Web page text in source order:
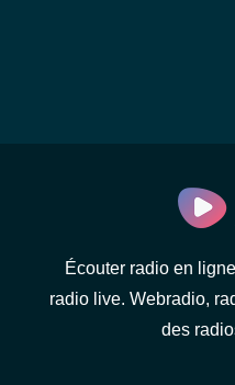
Écouter radio en
radio live. Webradio,
des